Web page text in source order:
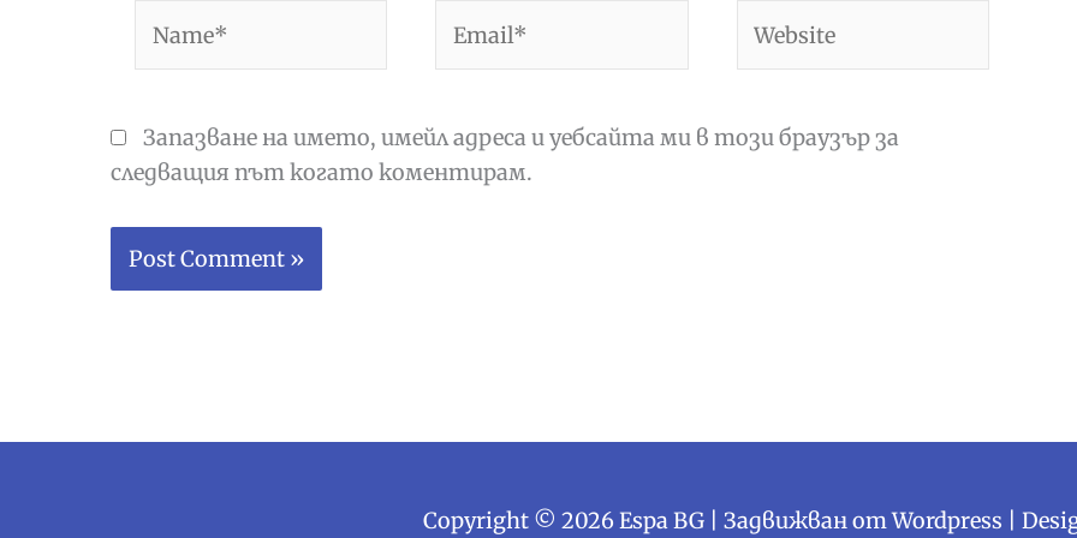
Запазване на името, имейл адреса и уебсайта ми в този браузър за
следващия път когато коментирам.
Copyright © 2026 Espa BG| Задвижван от Wordpress |